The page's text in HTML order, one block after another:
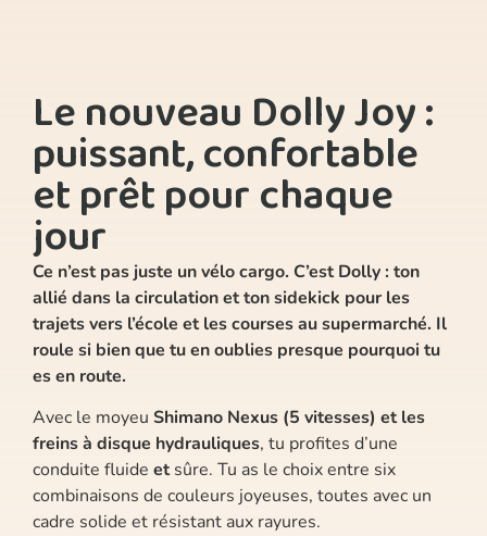
Le nouveau Dolly Joy :
puissant, confortable
et prêt pour chaque
jour
Ce n’est pas juste un vélo cargo. C’est Dolly : ton
allié dans la circulation et ton sidekick pour les
trajets vers l’école et les courses au supermarché. Il
roule si bien que tu en oublies presque pourquoi tu
es en route.
Avec le moyeu Shimano Nexus (5 vitesses) et les
freins à disque hydrauliques, tu profites d’une
conduite fluide etsûre. Tu as le choix entre six
combinaisons de couleurs joyeuses, toutes avec un
cadre solide et résistant aux rayures.